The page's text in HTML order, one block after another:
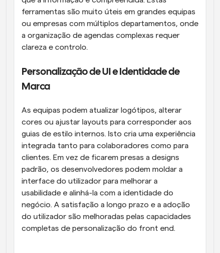
ferramentas são muito úteis em grandes equipas
ou empresas com múltiplos departamentos, onde
a organização de agendas complexas requer
clareza e controlo.
Personalização de UI e Identidade de
Marca
As equipas podem atualizar logótipos, alterar
cores ou ajustar layouts para corresponder aos
guias de estilo internos. Isto cria uma experiência
integrada tanto para colaboradores como para
clientes. Em vez de ficarem presas a designs
padrão, os desenvolvedores podem moldar a
interface do utilizador para melhorar a
usabilidade e alinhá-la com a identidade do
negócio. A satisfação a longo prazo e a adoção
do utilizador são melhoradas pelas capacidades
completas de personalização do front end.